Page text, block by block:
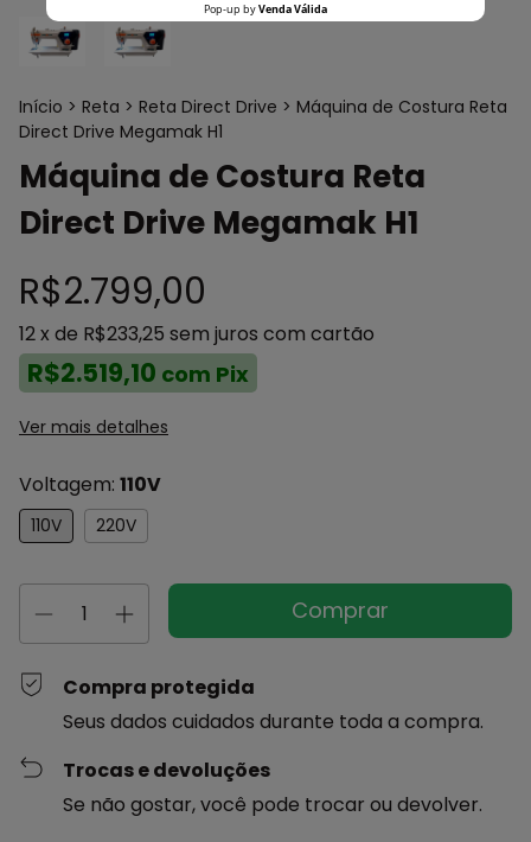
Início > Reta > Reta Direct Drive > Máquina de Costura Reta
Direct Drive Megamak H1
Máquina de Costura Reta
Direct Drive Megamak H1
R$2.799,00
12x de R$233,25 sem juros com cartão
R$2.519,10 com Pix
Ver mais detalhes
Voltagem: 110V
110V 220V
Compra protegida
Seus dados cuidados durante toda a compra.
Trocas e devoluções
Se não gostar, você pode trocar ou devolver.